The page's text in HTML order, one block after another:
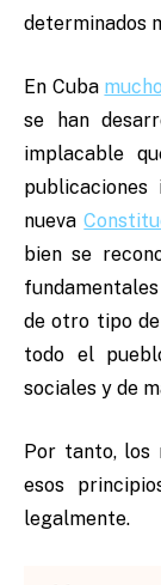
determinados
En Cuba
se han
implacable
nueva
bien se
de otro tipo
todo el
sociales y de
Por tanto, los
esos
legalmente.